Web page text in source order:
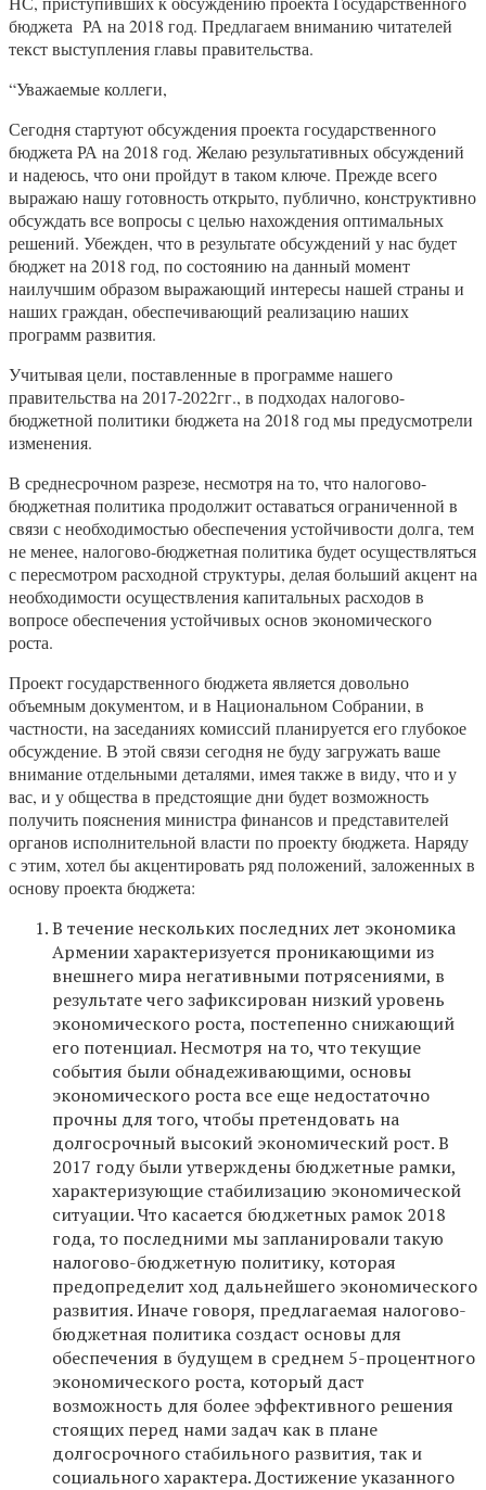
бюджета РА на 2018 год. Предлагаем вниманию читателей
текст выступления главы правительства.
“Уважаемые коллеги,
Сегодня стартуют обсуждения проекта государственного
бюджета РА на 2018 год. Желаю результативных обсуждений
и надеюсь, что они пройдут в таком ключе. Прежде всего
выражаю нашу готовность открыто, публично, конструктивно
обсуждать все вопросы с целью нахождения оптимальных
решений. Убежден, что в результате обсуждений у нас будет
бюджет на 2018 год, по состоянию на данный момент
наилучшим образом выражающий интересы нашей страны и
наших граждан, обеспечивающий реализацию наших
программ развития.
Учитывая цели, поставленные в программе нашего
правительства на 2017-2022гг., в подходах налогово-
бюджетной политики бюджета на 2018 год мы предусмотрели
изменения.
В среднесрочном разрезе, несмотря на то, что налогово-
бюджетная политика продолжит оставаться ограниченной в
связи с необходимостью обеспечения устойчивости долга, тем
не менее, налогово-бюджетная политика будет осуществляться
с пересмотром расходной структуры, делая больший акцент на
необходимости осуществления капитальных расходов в
вопросе обеспечения устойчивых основ экономического
роста.
Проект государственного бюджета является довольно
объемным документом, и в Национальном Собрании, в
частности, на заседаниях комиссий планируется его глубокое
обсуждение. В этой связи сегодня не буду загружать ваше
внимание отдельными деталями, имея также в виду, что и у
вас, и у общества в предстоящие дни будет возможность
получить пояснения министра финансов и представителей
органов исполнительной власти по проекту бюджета. Наряду
с этим, хотел бы акцентировать ряд положений, заложенных в
основу проекта бюджета:
В течение нескольких последних лет экономика
Армении характеризуется проникающими из
внешнего мира негативными потрясениями, в
результате чего зафиксирован низкий уровень
экономического роста, постепенно снижающий
его потенциал. Несмотря на то, что текущие
события были обнадеживающими, основы
экономического роста все еще недостаточно
прочны для того, чтобы претендовать на
долгосрочный высокий экономический рост. В
2017 году были утверждены бюджетные рамки,
характеризующие стабилизацию экономической
ситуации. Что касается бюджетных рамок 2018
года, то последними мы запланировали такую
налогово-бюджетную политику, которая
предопределит ход дальнейшего экономического
развития. Иначе говоря, предлагаемая налогово-
бюджетная политика создаст основы для
обеспечения в будущем в среднем 5-процентного
экономического роста, который даст
возможность для более эффективного решения
стоящих перед нами задач как в плане
долгосрочного стабильного развития, так и
социального характера. Достижение указанного